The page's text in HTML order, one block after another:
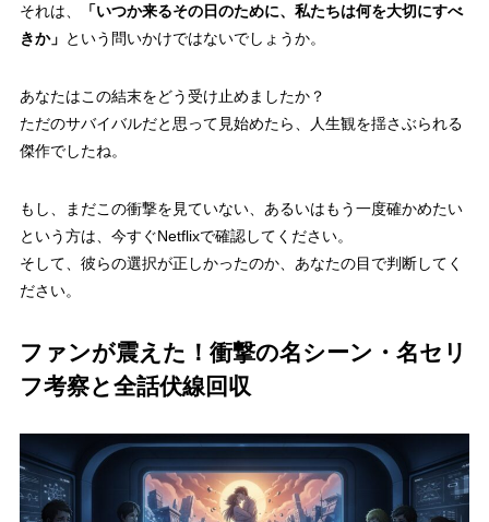
それは、
「いつか来るその日のために、私たちは何を大切にすべ
きか」 という問いかけではないでしょうか。
あなたはこの結末をどう受け止めましたか？
ただのサバイバルだと思って見始めたら、人生観を揺さぶられる
傑作でしたね。
もし、まだこの衝撃を見ていない、あるいはもう一度確かめたい
という方は、今すぐNetflixで確認してください。
そして、彼らの選択が正しかったのか、あなたの目で判断してく
ださい。
ファンが震えた！衝撃の名シーン・名セリ
フ考察と全話伏線回収